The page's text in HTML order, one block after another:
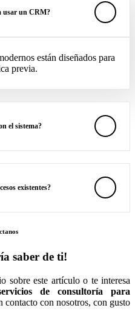
usar un CRM?
están diseñados para
previa.
el sistema?
existentes?
saber de ti!
sobre este artículo o te interesa
de consultoría para
contacto con nosotros, con gusto